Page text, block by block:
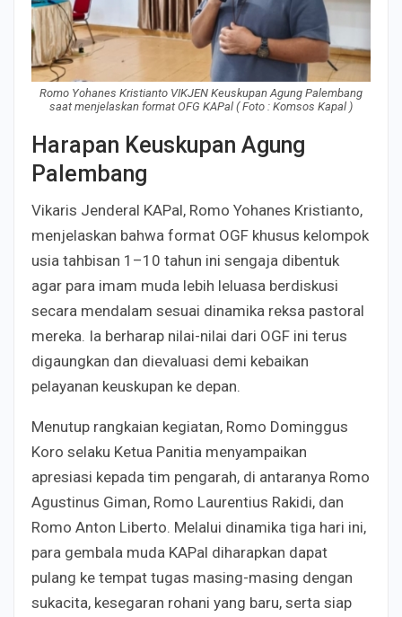
Romo Yohanes Kristianto VIKJEN Keuskupan Agung Palembang
saat menjelaskan format OFG KAPal ( Foto : Komsos Kapal )
Harapan Keuskupan Agung
Palembang
Vikaris Jenderal KAPal, Romo Yohanes Kristianto,
menjelaskan bahwa format OGF khusus kelompok
usia tahbisan 1–10 tahun ini sengaja dibentuk
agar para imam muda lebih leluasa berdiskusi
secara mendalam sesuai dinamika reksa pastoral
mereka. Ia berharap nilai-nilai dari OGF ini terus
digaungkan dan dievaluasi demi kebaikan
pelayanan keuskupan ke depan.
Menutup rangkaian kegiatan, Romo Dominggus
Koro selaku Ketua Panitia menyampaikan
apresiasi kepada tim pengarah, di antaranya Romo
Agustinus Giman, Romo Laurentius Rakidi, dan
Romo Anton Liberto. Melalui dinamika tiga hari ini,
para gembala muda KAPal diharapkan dapat
pulang ke tempat tugas masing-masing dengan
sukacita, kesegaran rohani yang baru, serta siap